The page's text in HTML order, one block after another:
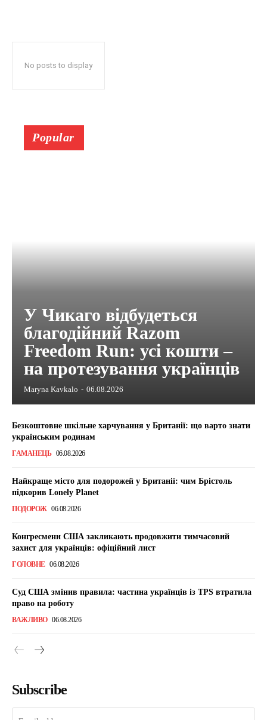
No posts to display
Popular
У Чикаго відбудеться
благодійний Razom
Freedom Run: усі кошти –
на протезування українців
Maryna Kavkalo - 06.08.2026
Безкоштовне шкільне харчування у Британії: що варто знати
українським родинам
ГАМАНЕЦЬ 06.08.2026
Найкраще місто для подорожей у Британії: чим Брістоль
підкорив Lonely Planet
ПОДОРОЖ 06.08.2026
Конгресмени США закликають продовжити тимчасовий
захист для українців: офіційний лист
ГОЛОВНЕ 06.08.2026
Суд США змінив правила: частина українців із TPS втратила
право на роботу
ВАЖЛИВО 06.08.2026
Subscribe